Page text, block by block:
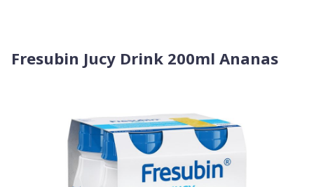
Fresubin Jucy Drink 200ml Ananas